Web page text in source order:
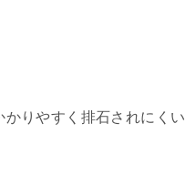
りやすく排石されにくい